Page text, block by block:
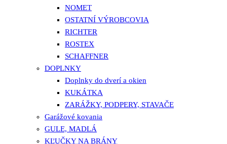
NOMET
OSTATNÍ VÝROBCOVIA
RICHTER
ROSTEX
SCHAFFNER
DOPLNKY
Doplnky do dverí a okien
KUKÁTKA
ZARÁŽKY, PODPERY, STAVAČE
Garážové kovania
GULE, MADLÁ
KĽUČKY NA BRÁNY